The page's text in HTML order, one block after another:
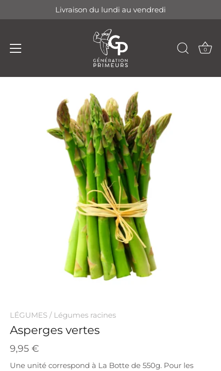
Livraison du lundi au vendredi
0
LÉGUMES / Légumes racines
Asperges vertes
9,95 €
Une unité correspond à La Botte de 550g. Pour les